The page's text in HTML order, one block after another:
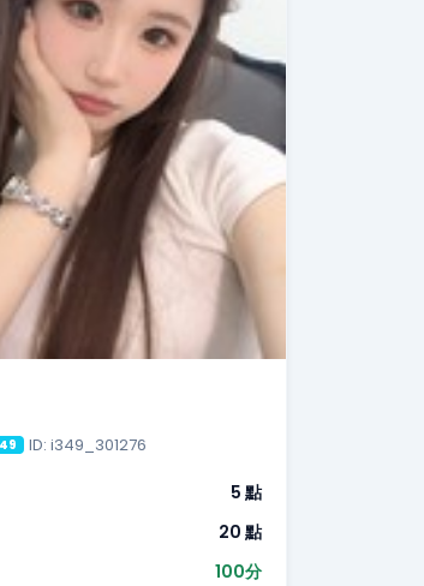
ID: i349_301276
5 點
20 點
100分